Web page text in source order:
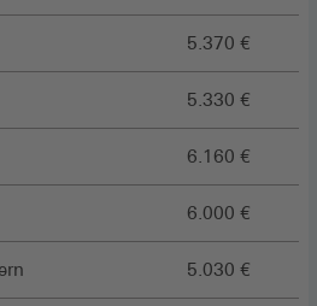
5.370 €
5.330 €
6.160 €
6.000 €
5.030 €